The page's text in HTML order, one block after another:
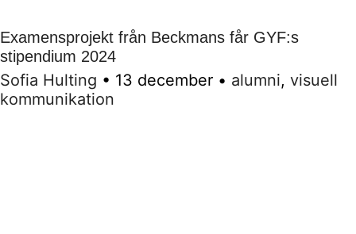
Examensprojekt från Beckmans får GYF:s
stipendium 2024
Sofia Hulting • 13 december • alumni, visuell
kommunikation